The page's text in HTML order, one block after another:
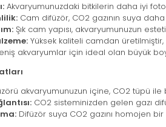
Akvaryumunuzdaki bitkilerin daha iyi
Cam difüzör, CO2 gazının suya
Şık cam yapısı, akvaryumunuzun
Yüksek kaliteli camdan üretilmiştir,
akvaryumlar için ideal olan büyük
akvaryumunuzun içine, CO2 tüpü
CO2 sisteminizden gelen gazı
Difüzör suya CO2 gazını homojen